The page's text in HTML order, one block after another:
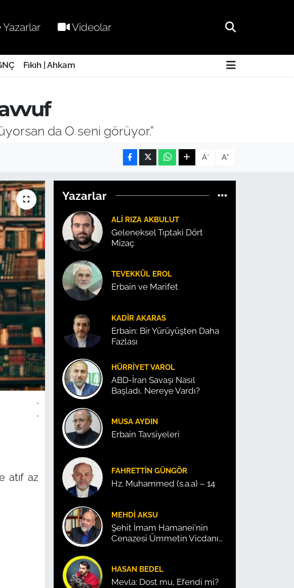
Yazarlar Videolar
Fıkıh | Ahkam
da O seni görüyor.”
A- A+
.
.
atıf az
Yazarlar
ALI RIZA AKBULUT
Geleneksel Tıptaki Dört
Mizaç
TEVEKKÜL EROL
Erbain ve Marifet
KADIR AKARAS
Erbain: Bir Yürüyüşten Daha
Fazlası
HÜRRIYET VAROL
ABD-İran Savaşı Nasıl
Başladı, Nereye Vardı?
MUSA AYDIN
Erbain Tavsiyeleri
FAHRETTIN GÜNGÖR
Hz. Muhammed (s.a.a) – 14
MEHDI AKSU
Şehit İmam Hamanei'nin
Cenazesi Ümmetin Vicdanını
HASAN BEDEL
Mevla: Dost mu, Efendi mi?